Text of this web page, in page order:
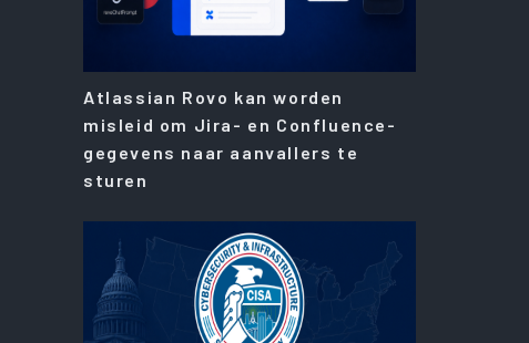
Atlassian Rovo kan worden
misleid om Jira- en Confluence-
gegevens naar aanvallers te
sturen